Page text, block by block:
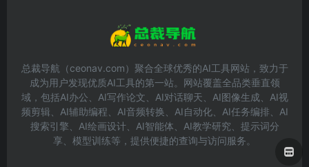
总裁导航（ceonav.com）聚合全球优秀的AI工具网站，致力于
成为用户发现优质AI工具的第一站。网站覆盖全品类垂直领
域，包括AI办公、AI写作论文、AI对话聊天、AI图像生成、AI视
频剪辑、AI辅助编程、AI音频转换、AI自动化、AI任务编排、AI
搜索引擎、AI绘画设计、AI智能体、AI教学研究、提示词分
享、模型训练等，提供便捷的查询与访问服务。